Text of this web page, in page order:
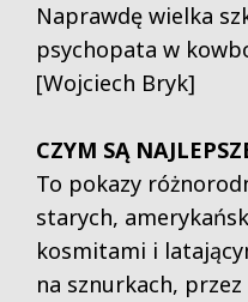
Naprawdę wielka
psychopata w
[Wojciech Bryk]
CZYM SĄ
To pokazy
starych,
kosmitami i
na sznurkach,